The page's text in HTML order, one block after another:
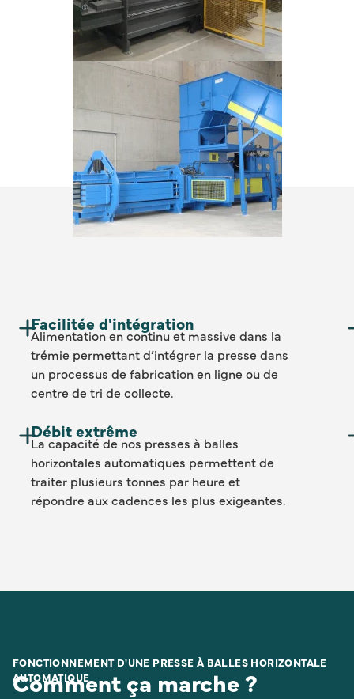
Facilitée d'intégration
Alimentation en continu et massive dans la
trémie permettant d’intégrer la presse dans
un processus de fabrication en ligne ou de
centre de tri de collecte.
Débit extrême
La capacité de nos presses à balles
horizontales automatiques permettent de
traiter plusieurs tonnes par heure et
répondre aux cadences les plus exigeantes.
FONCTIONNEMENT D'UNE PRESSE À BALLES HORIZONTALE
AUTOMATIQUE
Comment ça marche ?